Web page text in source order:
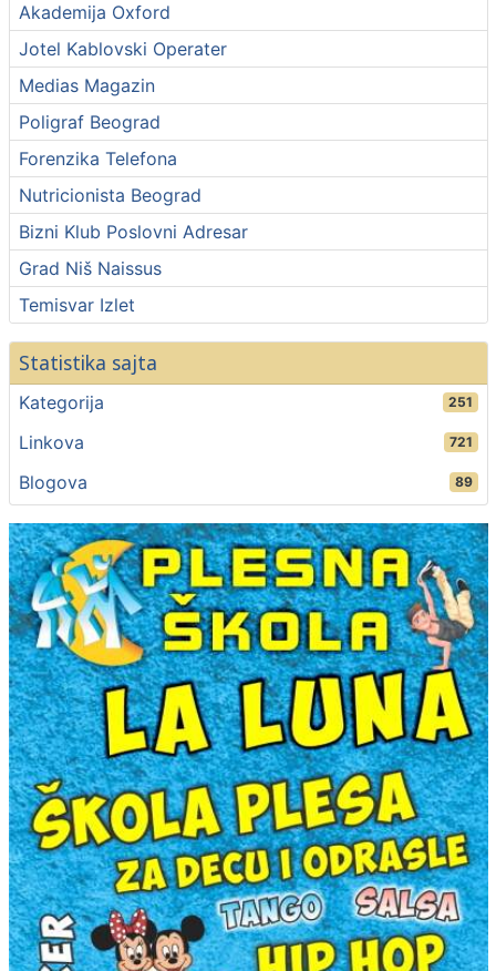
Akademija Oxford
Jotel Kablovski Operater
Medias Magazin
Poligraf Beograd
Forenzika Telefona
Nutricionista Beograd
Bizni Klub Poslovni Adresar
Grad Niš Naissus
Temisvar Izlet
Statistika sajta
Kategorija 251
Linkova 721
Blogova 89